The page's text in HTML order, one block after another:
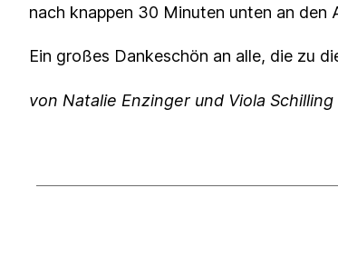
nach knappen 30 Minuten unten an den
Ein großes Dankeschön an alle, die zu
von Natalie Enzinger und Viola Schilling